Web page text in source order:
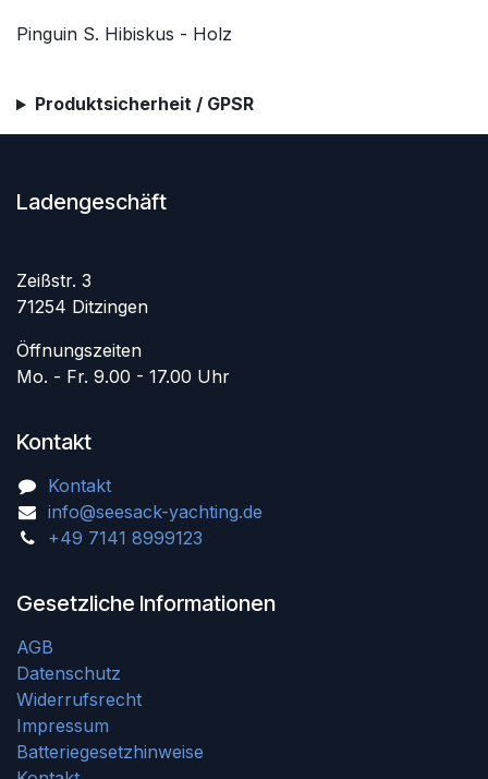
Pinguin S. Hibiskus - Holz
Produktsicherheit / GPSR
Ladengeschäft
Zeißstr. 3
71254 Ditzingen
Öffnungszeiten
Mo. - Fr. 9.00 - 17.00 Uhr
Kontakt
Kontakt
info@seesack-yachting.de
+49 7141 8999123
Gesetzliche Informationen
AGB
Datenschutz
Widerrufsrecht
Impressum
Batteriegesetzhinweise